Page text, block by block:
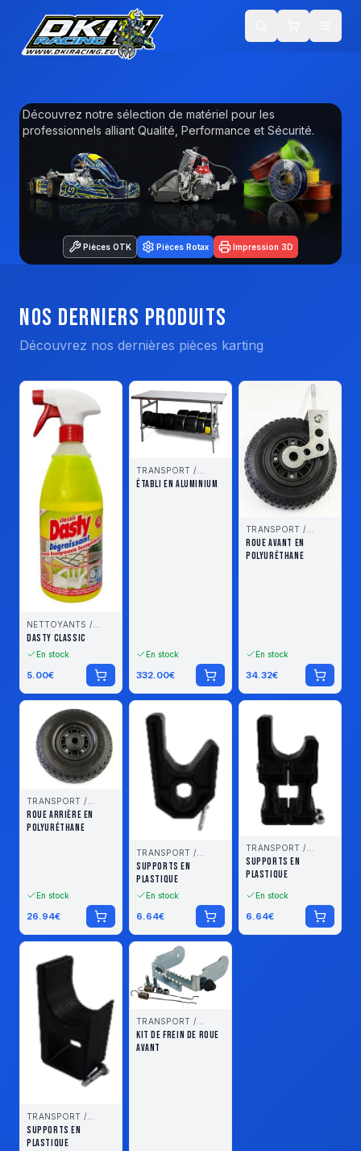
DKI Racing — Pièces karting, impression 3D PETG & équipements
Découvrez notre sélection de matériel pour les
professionnels alliant Qualité, Performance et Sécurité.
Pièces OTK Pièces Rotax Impression 3D
Nos Derniers Produits
Découvrez nos dernières pièces karting
NETTOYANTS /
LUBRIFIANTS
DASTY CLASSIC
En stock
5.00€
TRANSPORT /
STOCKAGE
ÉTABLI EN ALUMINIUM
En stock
332.00€
TRANSPORT /
STOCKAGE
ROUE AVANT EN
POLYURÉTHANE
En stock
34.32€
TRANSPORT /
STOCKAGE
ROUE ARRIÈRE EN
POLYURÉTHANE
En stock
26.94€
TRANSPORT /
STOCKAGE
SUPPORTS EN
PLASTIQUE
En stock
6.64€
TRANSPORT /
STOCKAGE
SUPPORTS EN
PLASTIQUE
En stock
6.64€
TRANSPORT /
STOCKAGE
SUPPORTS EN
PLASTIQUE
TRANSPORT /
STOCKAGE
KIT DE FREIN DE ROUE
AVANT